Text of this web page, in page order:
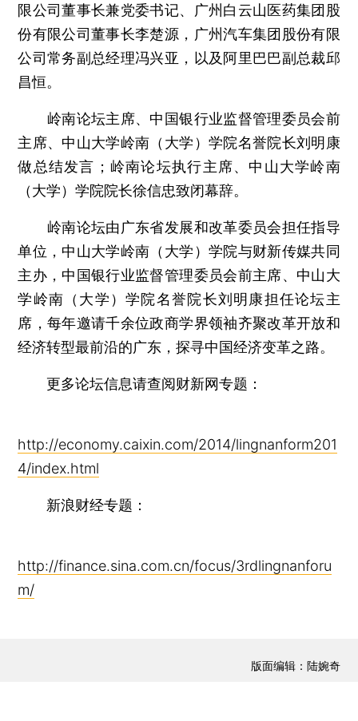
限公司董事长兼党委书记、广州白云山医药集团股
份有限公司董事长李楚源，广州汽车集团股份有限
公司常务副总经理冯兴亚，以及阿里巴巴副总裁邱
昌恒。
岭南论坛主席、中国银行业监督管理委员会前
主席、中山大学岭南（大学）学院名誉院长刘明康
做总结发言；岭南论坛执行主席、中山大学岭南
（大学）学院院长徐信忠致闭幕辞。
岭南论坛由广东省发展和改革委员会担任指导
单位，中山大学岭南（大学）学院与财新传媒共同
主办，中国银行业监督管理委员会前主席、中山大
学岭南（大学）学院名誉院长刘明康担任论坛主
席，每年邀请千余位政商学界领袖齐聚改革开放和
经济转型最前沿的广东，探寻中国经济变革之路。
更多论坛信息请查阅财新网专题：
http://economy.caixin.com/2014/lingnanform201
4/index.html
新浪财经专题：
http://finance.sina.com.cn/focus/3rdlingnanforu
m/
版面编辑：陆婉奇